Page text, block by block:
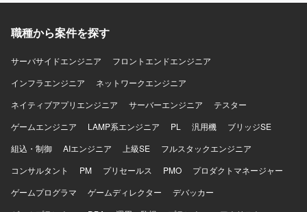
く関わることができます。自社サービスの機能強化に直接
貢献できる環境であり、AI駆動開発など新しい技術や開発
スタイルを実務の中で経験できる点も魅力です。プロジェ
クト体制内で他メンバーと連携しながら、技術面と業務面
の両面でスキルアップを図ることができます。 【開発環
発)を用いたWebサービス開発環境となっております。
職種から案件を探す
サーバサイドエンジニア
フロントエンドエンジニア
インフラエンジニア
ネットワークエンジニア
ネイティブアプリエンジニア
サーバーエンジニア
テスター
ゲームエンジニア
LAMP系エンジニア PL 汎用機
ブリッジSE
組込・制御
AIエンジニア 上級SE
フルスタックエンジニア
コンサルタント
PM プリセールス PMO
プロダクトマネージャー
ゲームプログラマ
ゲームディレクター
デバッカー